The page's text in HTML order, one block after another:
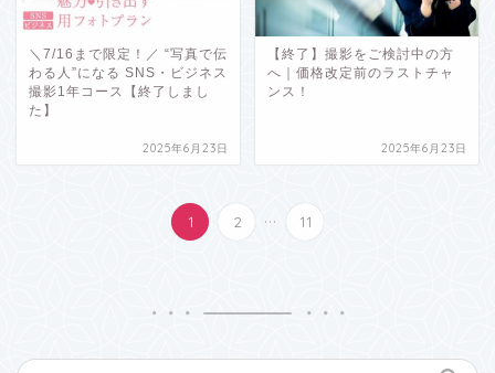
＼7/16まで限定！／ “写真で伝
わる人”になる SNS・ビジネス
撮影1年コース【終了しまし
た】
2025年6月23日
【終了】撮影をご検討中の方
へ｜価格改定前のラストチャ
ンス！
2025年6月23日
1 2 ... 11